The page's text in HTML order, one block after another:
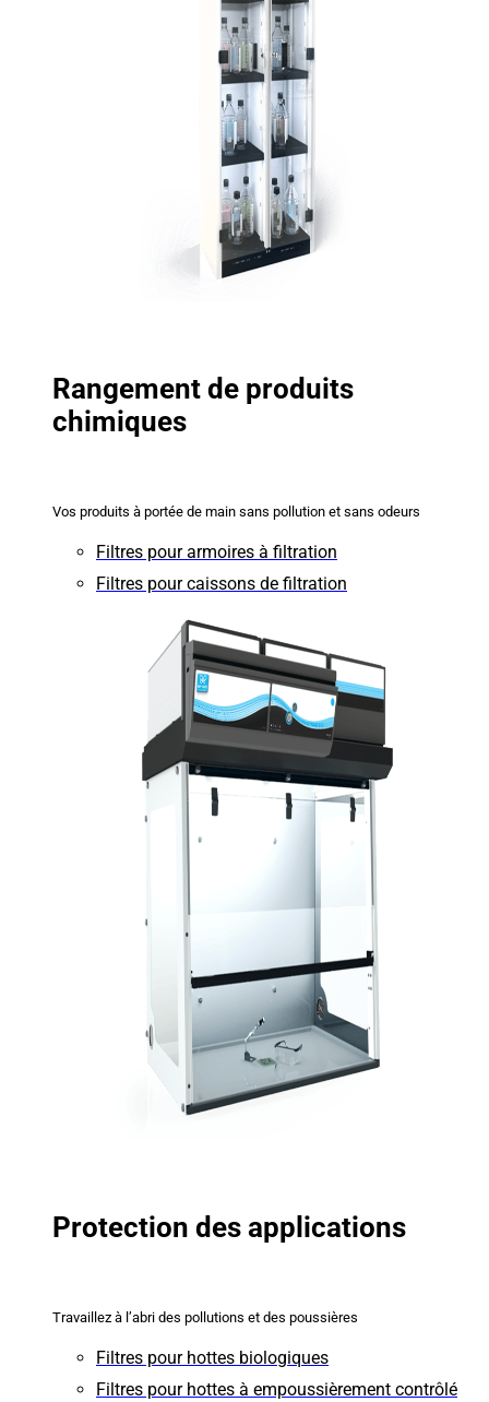
Rangement de produits
chimiques
Vos produits à portée de main sans pollution et sans odeurs
Filtres pour armoires à filtration
Filtres pour caissons de filtration
Protection des applications
Travaillez à l’abri des pollutions et des poussières
Filtres pour hottes biologiques
Filtres pour hottes à empoussièrement contrôlé